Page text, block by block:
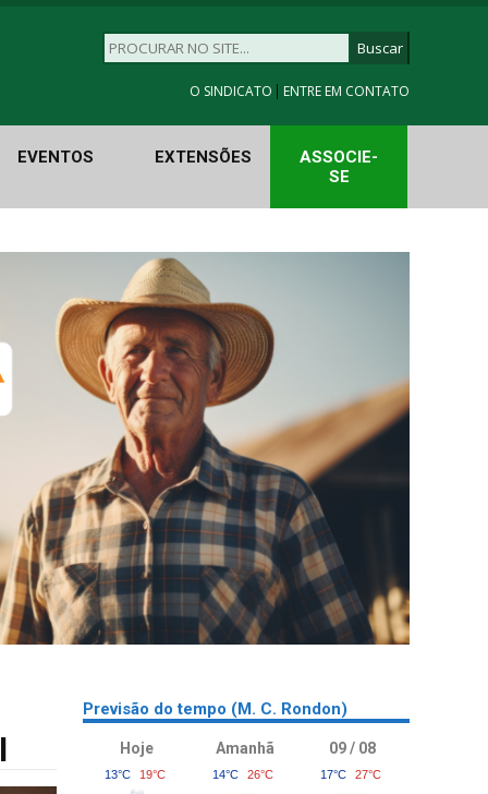
O SINDICATO | ENTRE EM CONTATO
EVENTOS EXTENSÕES
ASSOCIE-
SE
Previsão do tempo (M. C. Rondon)
Hoje
13°C 19°C
Amanhã
14°C 26°C
09 / 08
17°C 27°C